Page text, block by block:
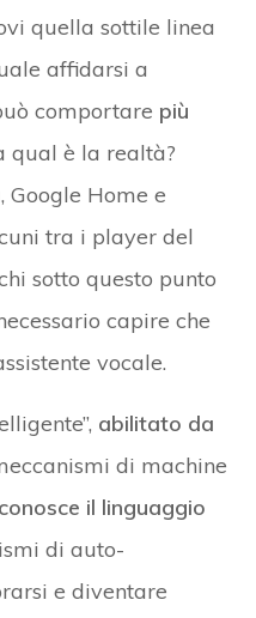
quella sottile linea
affidarsi a
comportare più
qual è la realtà?
Google Home e
tra i player del
sotto questo punto
capire che
vocale.
abilitato da
di machine
il linguaggio
di auto-
e diventare